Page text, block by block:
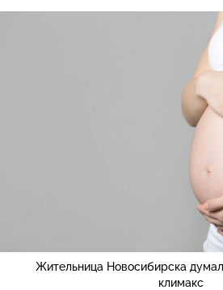
Жительница Новосибирска
климакс